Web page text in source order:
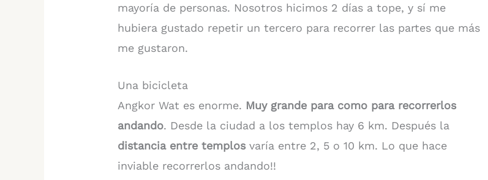
mayoría de personas. Nosotros hicimos 2 días a tope, y sí me
hubiera gustado repetir un tercero para recorrer las partes que más
me gustaron.
Una bicicleta
Angkor Wat es enorme. Muy grande para como para recorrerlos
andando. Desde la ciudad a los templos hay 6 km. Después la
distancia entre templosvaría entre 2, 5 o 10 km. Lo que hace
inviable recorrerlos andando!!